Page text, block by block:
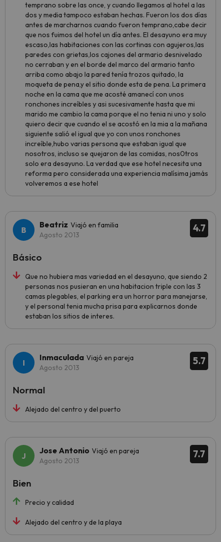
temprano sobre las once, y cuando llegamos al hotel a las
dos y media tampoco estaban hechas. Fueron los dos días
antes de marcharnos cuando fueron temprano,cabe decir
que nos fuimos del hotel un día antes. El desayuno era muy
escaso,las habitaciones con las cortinas con agujeros,las
paredes con grietas,los cajones del armario desnivelado
no cerraban y en el borde del marco del armario tanto
arriba como abajo la pared tenía trozos quitado, la
moqueta de pena,y el sitio donde esta de pena. La primera
noche en la cama que me acosté amanecí con unos
ronchones increíbles y asi sucesivamente hasta que mi
marido me cambio la cama porque el no tenia ni uno y solo
quiero decir que cuando el se acostó en la mia a la mañana
siguiente salió el igual que yo con unos ronchones
increíble,hubo varias persona que estaban igual que
nosotros, incluso se quejaron de las comidas, nos0tros
solo era desayuno. La verdad que ese hotel necesita una
reforma pero considerada una experiencia malísima jamás
volveremos a ese hotel
4.7
Beatriz Viajó en familia
Agosto 2013
Que no hubiera mas variedad en el desayuno, que siendo 2
personas nos pusieran en una habitacion triple con las 3
camas plegables, el parking era un horror para manejarse,
y el personal tenia mucha prisa para explicarnos donde
estaban los sitios de interes.
Básico
5.7
Inmaculada Viajó en pareja
Agosto 2013
Alejado del centro y del puerto
Normal
7.7
Jose Antonio Viajó en pareja
Agosto 2013
Precio y calidad
Alejado del centro y de la playa
Bien